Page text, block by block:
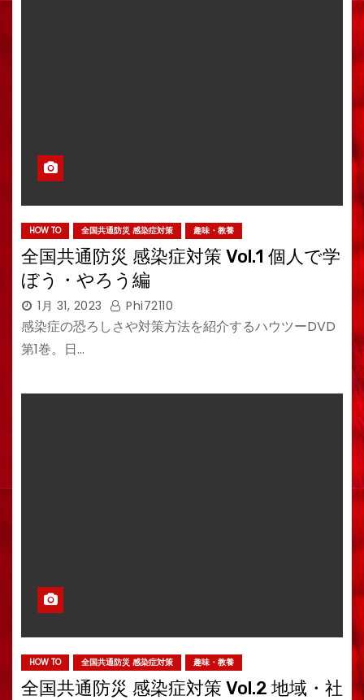
HOW TO 全国共通防災 感染症対策 趣味・教養
全国共通防災 感染症対策 Vol.1 個人で学
ぼう・やろう編
1月 31, 2023 Phi72110
感染症の恐ろしさや対策方法を紹介するハウツーDVD
第1巻。日…
HOW TO 全国共通防災 感染症対策 趣味・教養
全国共通防災 感染症対策 Vol.2 地域・社